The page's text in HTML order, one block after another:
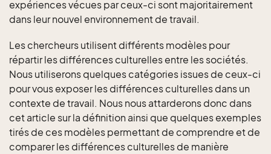
expériences vécues par ceux-ci sont majoritairement
dans leur nouvel environnement de travail.
Les chercheurs utilisent différents modèles pour
répartir les différences culturelles entre les sociétés.
Nous utiliserons quelques catégories issues de ceux-ci
pour vous exposer les différences culturelles dans un
contexte de travail. Nous nous attarderons donc dans
cet article sur la définition ainsi que quelques exemples
tirés de ces modèles permettant de comprendre et de
comparer les différences culturelles de manière